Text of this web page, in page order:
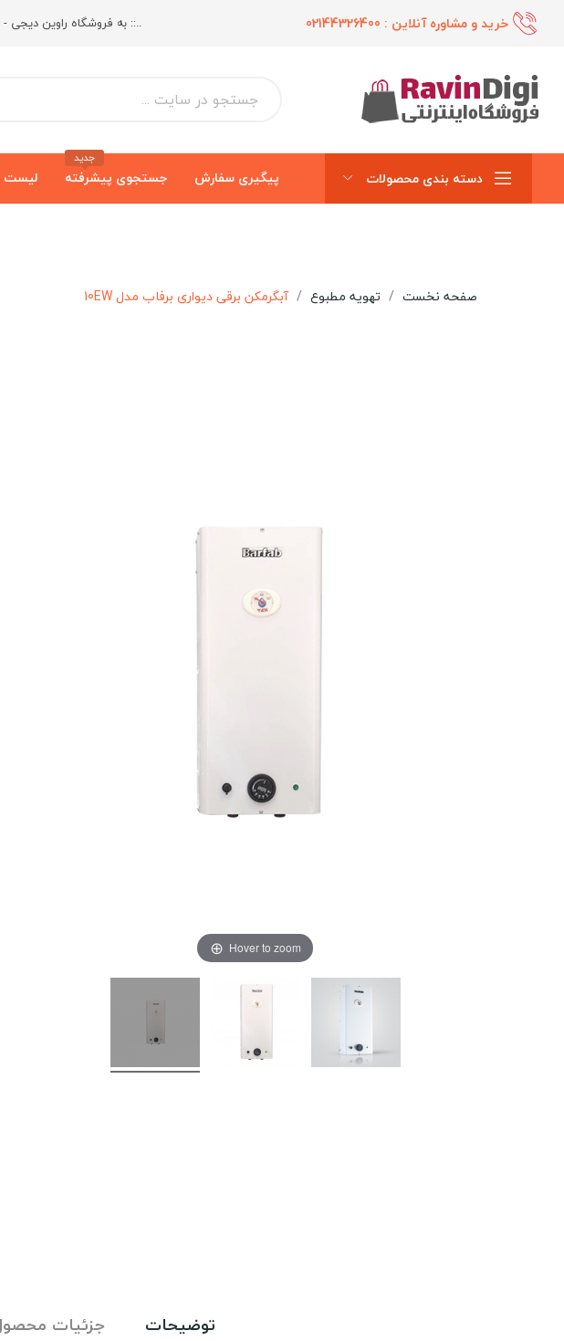
خرید و مشاوره آنلاین : 02144326400 ..:: به فروشگاه راوین دیجی
دسته بندی محصولات پیگیری سفارش جستجوی پیشرفته
جدید
صفحه نخست تهویه مطبوع آبگرمکن برقی دیواری برفاب مدل 10EW
Hover to zoom
توضیحات جزئیات